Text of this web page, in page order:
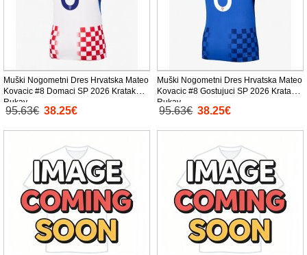
Muški Nogometni Dres Hrvatska Mateo
Kovacic #8 Domaci SP 2026 Kratak
Rukav
95.63€ 38.25€
Muški Nogometni Dres Hrvatska Mateo
Kovacic #8 Gostujuci SP 2026 Kratak
Rukav
95.63€ 38.25€